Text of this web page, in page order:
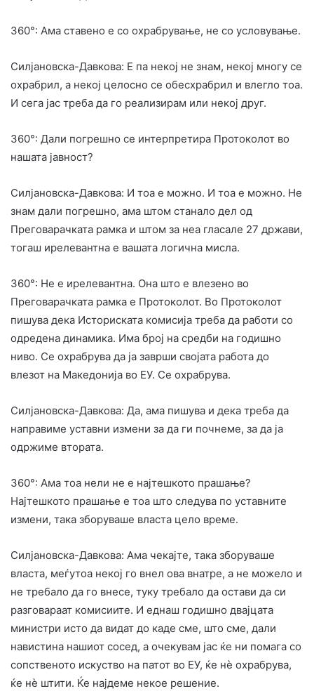
360°: Ама ставено е со охрабрување, не со условување.
Силјановска-Давкова: Е па некој не знам, некој многу се
охрабрил, а некој целосно се обесхрабрил и влегло тоа.
И сега јас треба да го реализирам или некој друг.
360°: Дали погрешно се интерпретира Протоколот во
нашата јавност?
Силјановска-Давкова: И тоа е можно. И тоа е можно. Не
знам дали погрешно, ама штом станало дел од
Преговарачката рамка и штом за неа гласале 27 држави,
тогаш ирелевантна е вашата логична мисла.
360°: Не е ирелевантна. Она што е влезено во
Преговарачката рамка е Протоколот. Во Протоколот
пишува дека Историската комисија треба да работи со
одредена динамика. Има број на средби на годишно
ниво. Се охрабрува да ја заврши својата работа до
влезот на Македонија во ЕУ. Се охрабрува.
Силјановска-Давкова: Да, ама пишува и дека треба да
направиме уставни измени за да ги почнеме, за да ја
одржиме втората.
360°: Ама тоа нели не е најтешкото прашање?
Најтешкото прашање е тоа што следува по уставните
измени, така зборуваше власта цело време.
Силјановска-Давкова: Ама чекајте, така зборуваше
власта, меѓутоа некој го внел ова внатре, а не можело и
не требало да го внесе, туку требало да остави да си
разговараат комисиите. И еднаш годишно двајцата
министри исто да видат до каде сме, што сме, дали
навистина нашиот сосед, а очекувам јас ќе ни помага со
сопственото искуство на патот во ЕУ, ќе нè охрабрува,
ќе нè штити. Ќе најдеме некое решение.